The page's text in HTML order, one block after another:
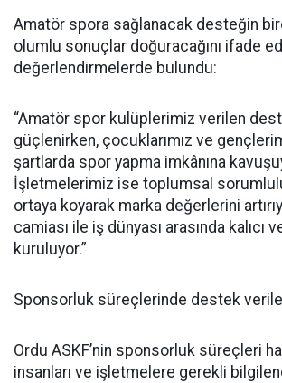
Amatör spora sağlanacak desteğin
olumlu sonuçlar doğuracağını ifade
değerlendirmelerde bulundu:
“Amatör spor kulüplerimiz verilen
güçlenirken, çocuklarımız ve
şartlarda spor yapma imkânına
İşletmelerimiz ise toplumsal
ortaya koyarak marka değerlerini
camiası ile iş dünyası arasında kalıcı
kuruluyor.”
Sponsorluk süreçlerinde destek
Ordu ASKF’nin sponsorluk süreçleri
insanları ve işletmelere gerekli